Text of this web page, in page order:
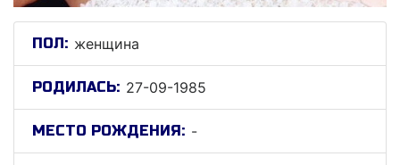
ПОЛ: женщина
РОДИЛАСЬ: 27-09-1985
МЕСТО РОЖДЕНИЯ: -